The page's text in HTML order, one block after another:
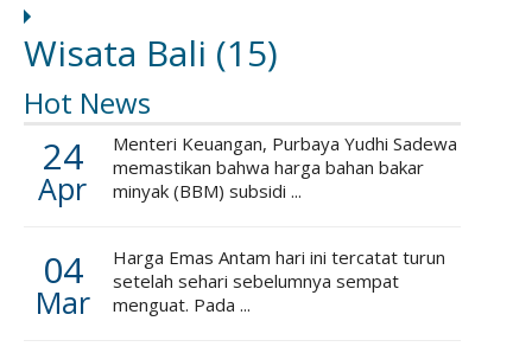
Wisata Bali (15)
Hot News
24
Apr
Menteri Keuangan, Purbaya Yudhi Sadewa
memastikan bahwa harga bahan bakar
minyak (BBM) subsidi ...
04
Mar
Harga Emas Antam hari ini tercatat turun
setelah sehari sebelumnya sempat
menguat. Pada ...